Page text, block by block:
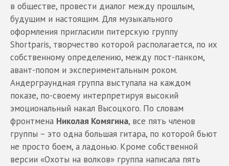
в обществе, провести диалог между прошлым,
будущим и настоящим. Для музыкального
оформления пригласили питерскую группу
Shortparis, творчество которой располагается, по их
собственному определению, между пост-панком,
авант-попом и экспериментальным роком.
Андерграундная группа выступала на каждом
показе, по-своему интерпретируя высокий
эмоциональный накал Высоцкого. По словам
фронтмена Николая Комягина, все пять членов
группы – это одна большая гитара, по которой бьют
не просто боем, а ладонью. Кроме собственной
версии «Охоты на волков» группа написала пять